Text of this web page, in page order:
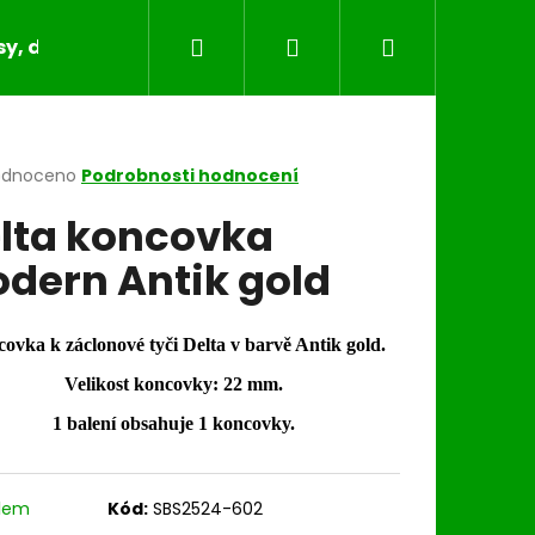
dečky, běhouny, povlaky na polštáře
Hledat PřihlášeníNákupní
Podrobnosti hodnocení
koncovka
Antik gold
k záclonové tyči Delta v barvě Antik gold.
Velikost koncovky: 22 mm.
1 balení obsahuje 1 koncovky.
Kód: SBS2524-602